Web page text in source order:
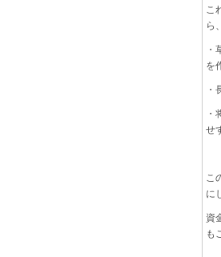
こ
ら
・
を
・
・
せ
こ
に
資
も